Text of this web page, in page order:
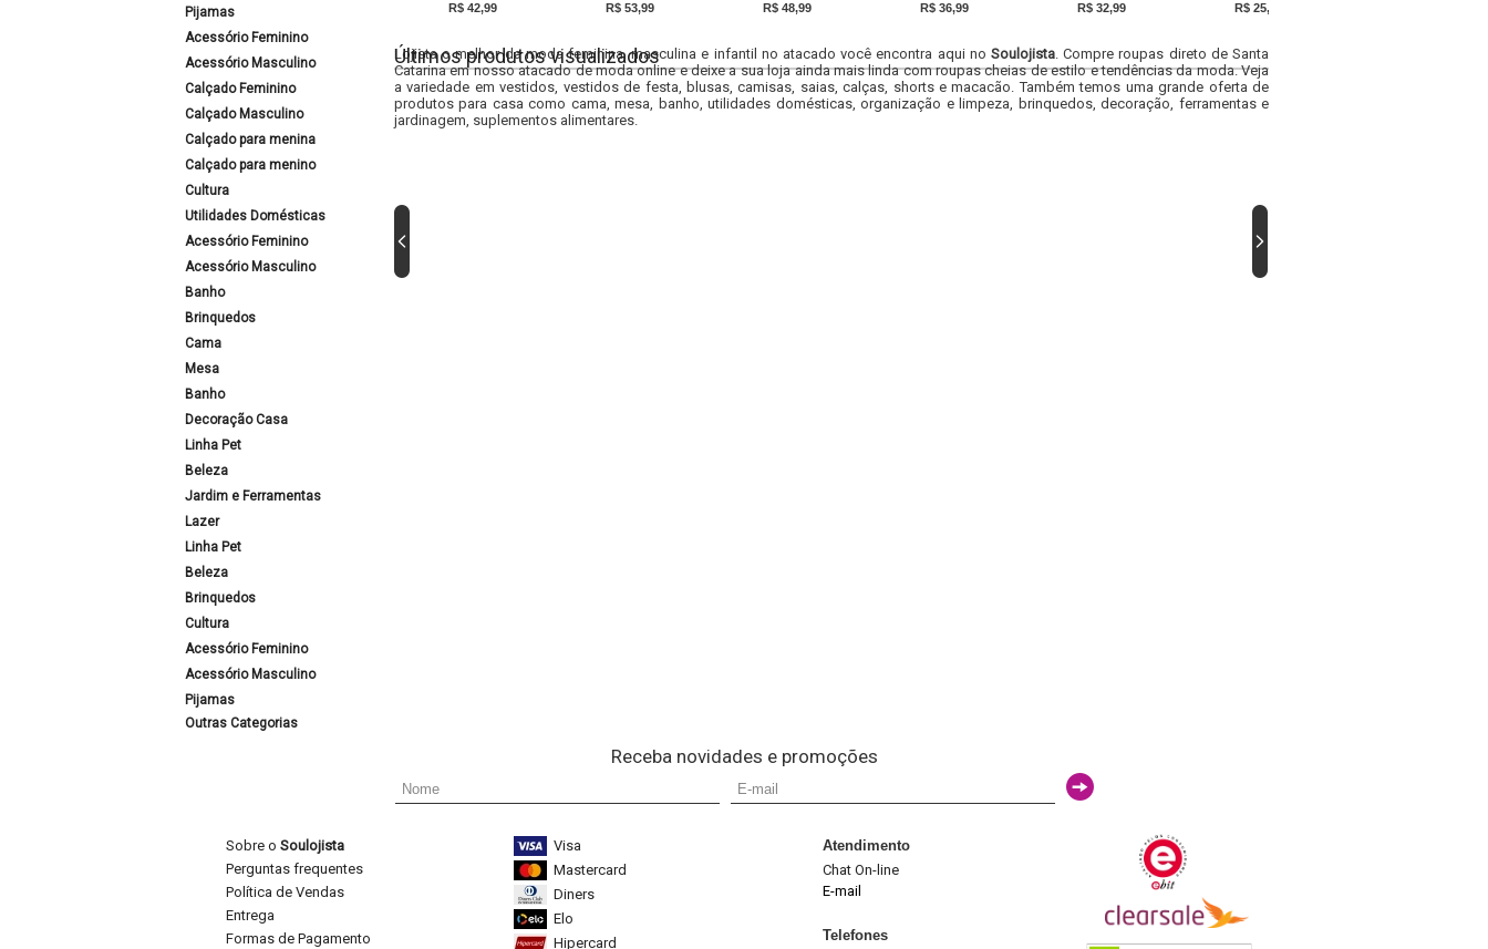
Pijamas
Acessório Feminino
Acessório Masculino
Calçado Feminino
Calçado Masculino
Calçado para menina
Calçado para menino
Cultura
Utilidades Domésticas
Acessório Feminino
Acessório Masculino
Banho
Brinquedos
Cama
Mesa
Banho
Decoração Casa
Linha Pet
Beleza
Jardim e Ferramentas
Lazer
Linha Pet
Beleza
Brinquedos
Cultura
Acessório Feminino
Acessório Masculino
Pijamas
Outras Categorias
R$ 42,99 R$ 53,99 R$ 48,99 R$ 36,99 R$ 32,99 R$ 25,99
Últimos produtos visualizados
Lojista o melhor da moda feminina, masculina e infantil no atacado você encontra aqui no Soulojista. Compre roupas direto de Santa
Catarina em nosso atacado de moda online e deixe a sua loja ainda mais linda com roupas cheias de estilo e tendências da moda. Veja
a variedade em vestidos, vestidos de festa, blusas, camisas, saias, calças, shorts e macacão. Também temos uma grande oferta de
produtos para casa como cama, mesa, banho, utilidades domésticas, organização e limpeza, brinquedos, decoração, ferramentas e
jardinagem, suplementos alimentares.
Receba novidades e promoções
Sobre o Soulojista
Perguntas frequentes
Política de Vendas
Entrega
Formas de Pagamento
Visa
Mastercard
Diners
Elo
Hipercard
Atendimento
Chat On-line
E-mail
Telefones